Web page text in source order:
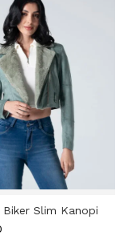
Biker Slim Kanopi